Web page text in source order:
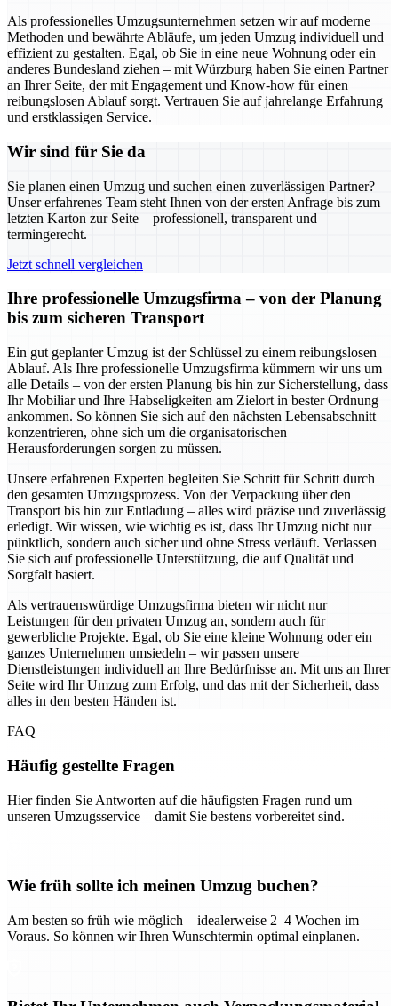
Als professionelles Umzugsunternehmen setzen wir auf moderne
Methoden und bewährte Abläufe, um jeden Umzug individuell und
effizient zu gestalten. Egal, ob Sie in eine neue Wohnung oder ein
anderes Bundesland ziehen – mit Würzburg haben Sie einen Partner
an Ihrer Seite, der mit Engagement und Know-how für einen
reibungslosen Ablauf sorgt. Vertrauen Sie auf jahrelange Erfahrung
und erstklassigen Service.
Wir sind für Sie da
Sie planen einen Umzug und suchen einen zuverlässigen Partner?
Unser erfahrenes Team steht Ihnen von der ersten Anfrage bis zum
letzten Karton zur Seite – professionell, transparent und
termingerecht.
Jetzt schnell vergleichen
Ihre professionelle Umzugsfirma – von der Planung
bis zum sicheren Transport
Ein gut geplanter Umzug ist der Schlüssel zu einem reibungslosen
Ablauf. Als Ihre professionelle Umzugsfirma kümmern wir uns um
alle Details – von der ersten Planung bis hin zur Sicherstellung, dass
Ihr Mobiliar und Ihre Habseligkeiten am Zielort in bester Ordnung
ankommen. So können Sie sich auf den nächsten Lebensabschnitt
konzentrieren, ohne sich um die organisatorischen
Herausforderungen sorgen zu müssen.
Unsere erfahrenen Experten begleiten Sie Schritt für Schritt durch
den gesamten Umzugsprozess. Von der Verpackung über den
Transport bis hin zur Entladung – alles wird präzise und zuverlässig
erledigt. Wir wissen, wie wichtig es ist, dass Ihr Umzug nicht nur
pünktlich, sondern auch sicher und ohne Stress verläuft. Verlassen
Sie sich auf professionelle Unterstützung, die auf Qualität und
Sorgfalt basiert.
Als vertrauenswürdige Umzugsfirma bieten wir nicht nur
Leistungen für den privaten Umzug an, sondern auch für
gewerbliche Projekte. Egal, ob Sie eine kleine Wohnung oder ein
ganzes Unternehmen umsiedeln – wir passen unsere
Dienstleistungen individuell an Ihre Bedürfnisse an. Mit uns an Ihrer
Seite wird Ihr Umzug zum Erfolg, und das mit der Sicherheit, dass
alles in den besten Händen ist.
FAQ
Häufig gestellte Fragen
Hier finden Sie Antworten auf die häufigsten Fragen rund um
unseren Umzugsservice – damit Sie bestens vorbereitet sind.
Wie früh sollte ich meinen Umzug buchen?
Am besten so früh wie möglich – idealerweise 2–4 Wochen im
Voraus. So können wir Ihren Wunschtermin optimal einplanen.